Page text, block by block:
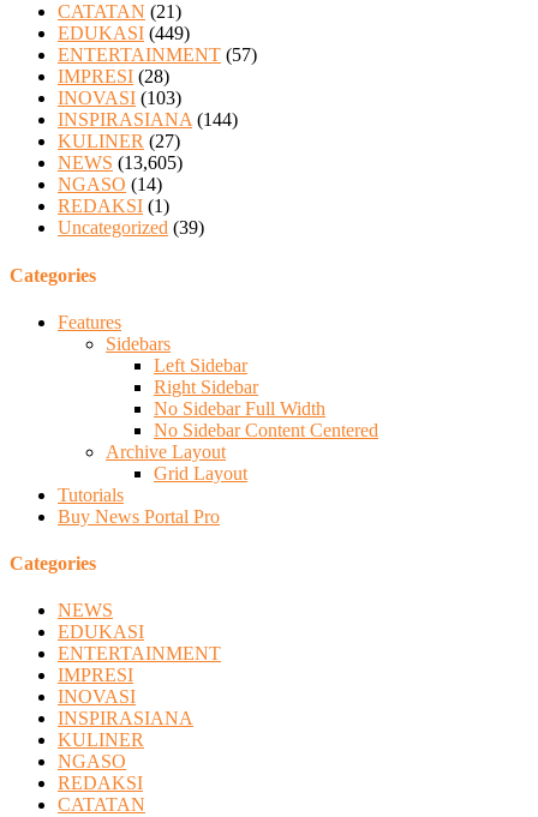
CATATAN (21)
EDUKASI (449)
ENTERTAINMENT (57)
IMPRESI (28)
INOVASI (103)
INSPIRASIANA (144)
KULINER (27)
NEWS (13,605)
NGASO (14)
REDAKSI (1)
Uncategorized (39)
Categories
Features
Sidebars
Left Sidebar
Right Sidebar
No Sidebar Full Width
No Sidebar Content Centered
Archive Layout
Grid Layout
Tutorials
Buy News Portal Pro
Categories
NEWS
EDUKASI
ENTERTAINMENT
IMPRESI
INOVASI
INSPIRASIANA
KULINER
NGASO
REDAKSI
CATATAN